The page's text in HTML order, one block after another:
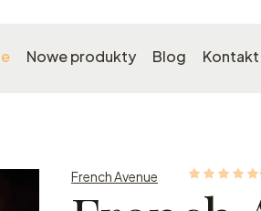
Nowe produkty Blog Kontakt
French Avenue